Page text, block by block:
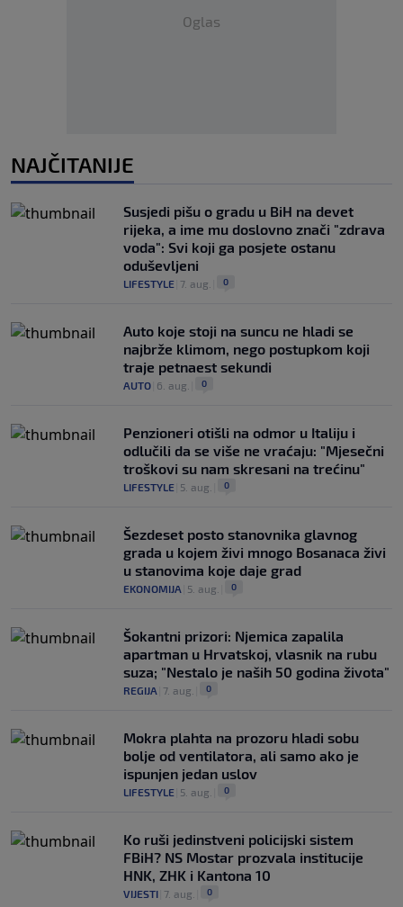
Oglas
NAJČITANIJE
Susjedi pišu o gradu u BiH na devet
rijeka, a ime mu doslovno znači "zdrava
voda": Svi koji ga posjete ostanu
oduševljeni
LIFESTYLE 7. aug. 0
Auto koje stoji na suncu ne hladi se
najbrže klimom, nego postupkom koji
traje petnaest sekundi
AUTO 6. aug. 0
Penzioneri otišli na odmor u Italiju i
odlučili da se više ne vraćaju: "Mjesečni
troškovi su nam skresani na trećinu"
LIFESTYLE 5. aug. 0
Šezdeset posto stanovnika glavnog
grada u kojem živi mnogo Bosanaca živi
u stanovima koje daje grad
EKONOMIJA 5. aug. 0
Šokantni prizori: Njemica zapalila
apartman u Hrvatskoj, vlasnik na rubu
suza; "Nestalo je naših 50 godina života"
REGIJA 7. aug. 0
Mokra plahta na prozoru hladi sobu
bolje od ventilatora, ali samo ako je
ispunjen jedan uslov
LIFESTYLE 5. aug. 0
Ko ruši jedinstveni policijski sistem
FBiH? NS Mostar prozvala institucije
HNK, ZHK i Kantona 10
VIJESTI 7. aug. 0